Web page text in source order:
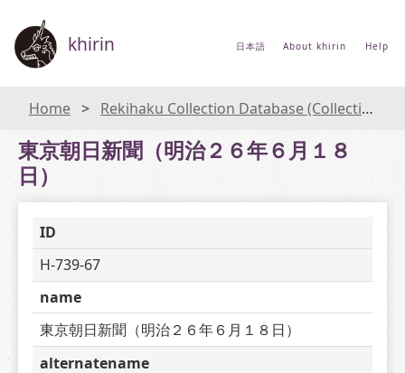
khirin 日本語 About khirin Help
Home Rekihaku Collection Database (Collections Database of the National Museum of Japanese History)
東京朝日新聞（明治２６年６月１８
日）
ID
H-739-67
name
東京朝日新聞（明治２６年６月１８日）
alternatename